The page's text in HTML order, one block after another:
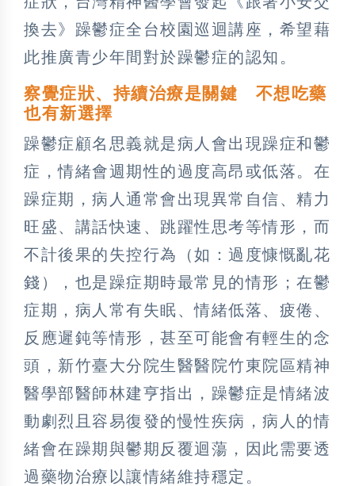
換去》躁鬱症全台校園巡迴講座，希望藉
此推廣青少年間對於躁鬱症的認知。
察覺症狀、持續治療是關鍵 不想吃藥
也有新選擇
躁鬱症顧名思義就是病人會出現躁症和鬱
症，情緒會週期性的過度高昂或低落。在
躁症期，病人通常會出現異常自信、精力
旺盛、講話快速、跳躍性思考等情形，而
不計後果的失控行為（如：過度慷慨亂花
錢），也是躁症期時最常見的情形；在鬱
症期，病人常有失眠、情緒低落、疲倦、
反應遲鈍等情形，甚至可能會有輕生的念
頭，新竹臺大分院生醫醫院竹東院區精神
醫學部醫師林建亨指出，躁鬱症是情緒波
動劇烈且容易復發的慢性疾病，病人的情
緒會在躁期與鬱期反覆迴蕩，因此需要透
過藥物治療以讓情緒維持穩定。